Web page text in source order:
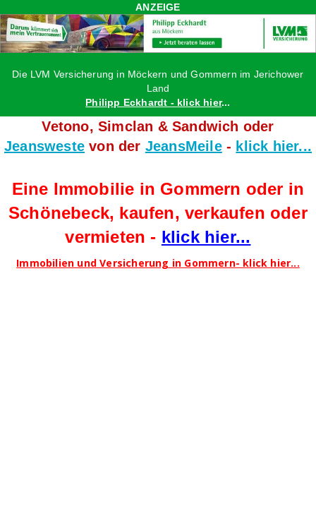
ANZEIGE
Die LVM Versicherung in Möckern und Gommern im Jerichower
Land
Philipp Eckhardt - klick hier...
Vetono, Simclan & Sandwich oder
Jeanswestevon der JeansMeile- klick hier...
Eine Immobilie in Gommern oder in
Schönebeck, kaufen, verkaufen oder
vermieten - klick hier...
Immobilien und Versicherung in Gommern- klick hier...